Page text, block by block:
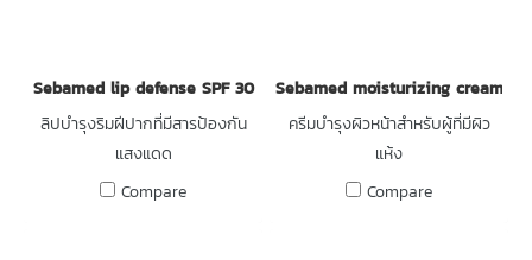
Sebamed lip defense SPF 30
ลิปบำรุงริมฝีปากที่มีสารป้องกัน
แสงแดด
Compare
Sebamed moisturizing cream
ครีมบำรุงผิวหน้าสำหรับผู้ที่มีผิว
แห้ง
Compare